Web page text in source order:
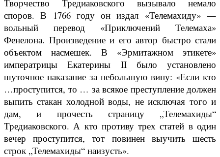
Творчество Тредиаковского вызывало немало
споров. В 1766 году он издал «Телемахиду» —
вольный перевод «Приключений Телемаха»
Фенелона. Произведение и его автор быстро стали
объектом насмешек. В «Эрмитажном этикете»
императрицы Екатерины II было установлено
шуточное наказание за небольшую вину: «Если кто
…проступится, то … за всякое преступление должен
выпить стакан холодной воды, не исключая того и
дам, и прочесть страницу „Телемахиды“
Тредиаковского. А кто противу трех статей в один
вечер проступится, тот повинен выучить шесть
строк „Телемахиды“ наизусть».